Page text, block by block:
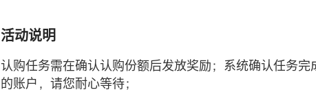
活动说明
认购任务需在确认认购份额后发放奖励；系统确认任务
的账户，请您耐心等待；